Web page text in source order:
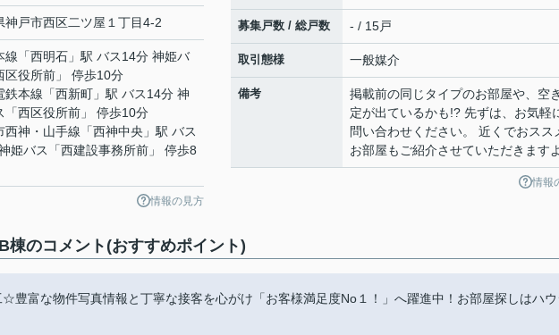
神戸市西区二ツ屋 １丁目4-2
線 「西明石 」駅 バス14分 神姫バ
区役所前」 停歩10分
鉄本線 「西新町 」駅 バス14分 神
「西区役所前」 停歩10分
西神・山手線 「西神中央 」駅 バス
姫バス「西建設事務所前」 停歩8
情報の見方
募集戸数 / 総戸数 - / 15戸
取引態様 一般媒介
備考
掲載前の同じタイプのお部屋や、空
定が出ているかも!? 先ずは、お気軽
問い合わせください。 近くでおスス
お部屋もご紹介させていただきます
情報
棟のコメント(おすすめポイント)
豊富な物件写真情報と丁寧な接客を心がけ「お客様満足度No１！」へ躍進中！お部屋探しはハウ